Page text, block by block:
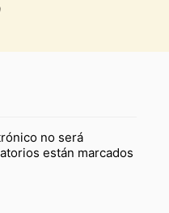
no será
están marcados